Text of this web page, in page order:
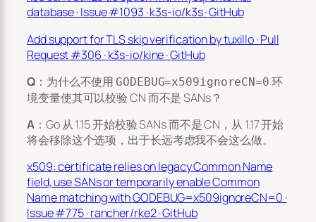
database · Issue #1093 · k3s-io/k3s · GitHub
Add support for TLS skip verification by tuxillo · Pull
Request #306 · k3s-io/kine · GitHub
Q：为什么不使用GODEBUG=x509ignoreCN=0 环
境变量使其可以校验 CN 而不是 SANs？
A：Go 从 1.15 开始校验 SANs 而不是 CN，从 1.17 开始
将会移除这个选项，出于长远考虑我不会这么做。
x509: certificate relies on legacy Common Name
field, use SANs or temporarily enable Common
Name matching with GODEBUG=x509ignoreCN=0 ·
Issue #775 · rancher/rke2 · GitHub